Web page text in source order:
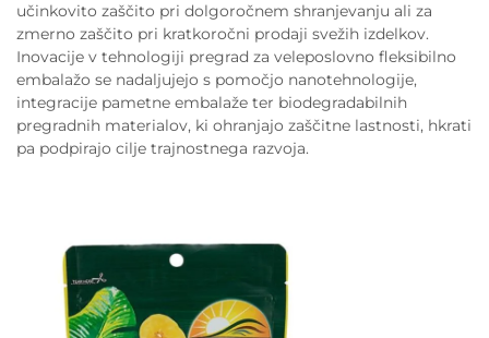
učinkovito zaščito pri dolgoročnem shranjevanju ali za
zmerno zaščito pri kratkoročni prodaji svežih izdelkov.
Inovacije v tehnologiji pregrad za veleposlovno fleksibilno
embalažo se nadaljujejo s pomočjo nanotehnologije,
integracije pametne embalaže ter biodegradabilnih
pregradnih materialov, ki ohranjajo zaščitne lastnosti, hkrati
pa podpirajo cilje trajnostnega razvoja.